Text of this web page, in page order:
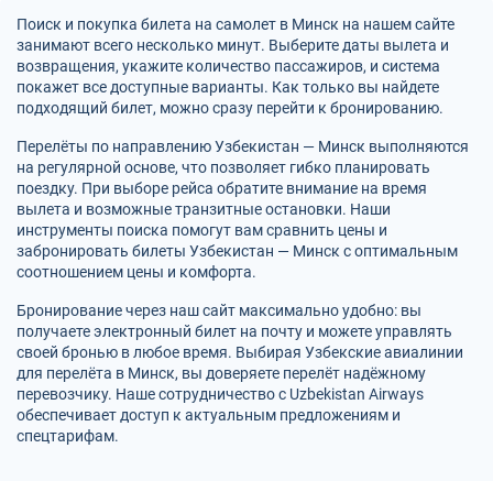
Поиск и покупка билета на самолет в Минск на нашем сайте
занимают всего несколько минут. Выберите даты вылета и
возвращения, укажите количество пассажиров, и система
покажет все доступные варианты. Как только вы найдете
подходящий билет, можно сразу перейти к бронированию.
Перелёты по направлению Узбекистан — Минск выполняются
на регулярной основе, что позволяет гибко планировать
поездку. При выборе рейса обратите внимание на время
вылета и возможные транзитные остановки. Наши
инструменты поиска помогут вам сравнить цены и
забронировать билеты Узбекистан — Минск с оптимальным
соотношением цены и комфорта.
Бронирование через наш сайт максимально удобно: вы
получаете электронный билет на почту и можете управлять
своей бронью в любое время. Выбирая Узбекские авиалинии
для перелёта в Минск, вы доверяете перелёт надёжному
перевозчику. Наше сотрудничество с Uzbekistan Airways
обеспечивает доступ к актуальным предложениям и
спецтарифам.